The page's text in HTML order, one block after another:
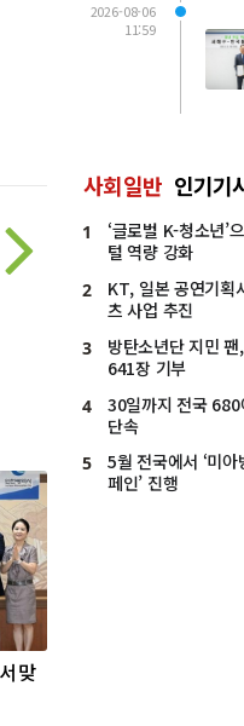
맞
2026-08-06
11:59
사회일반 인기기
1
‘글로벌 K-청소년
털 역량 강화
2
KT, 일본 공연기획
츠 사업 추진
3
방탄소년단 지민
641장 기부
4
30일까지 전국
단속
5
5월 전국에서 ‘미
페인’ 진행